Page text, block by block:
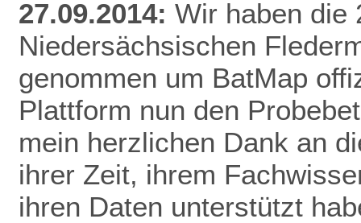
27.09.2014: Wir haben die
Niedersächsischen
genommen um BatMap
Plattform nun den
mein herzlichen Dank an
ihrer Zeit, ihrem
ihren Daten unterstützt